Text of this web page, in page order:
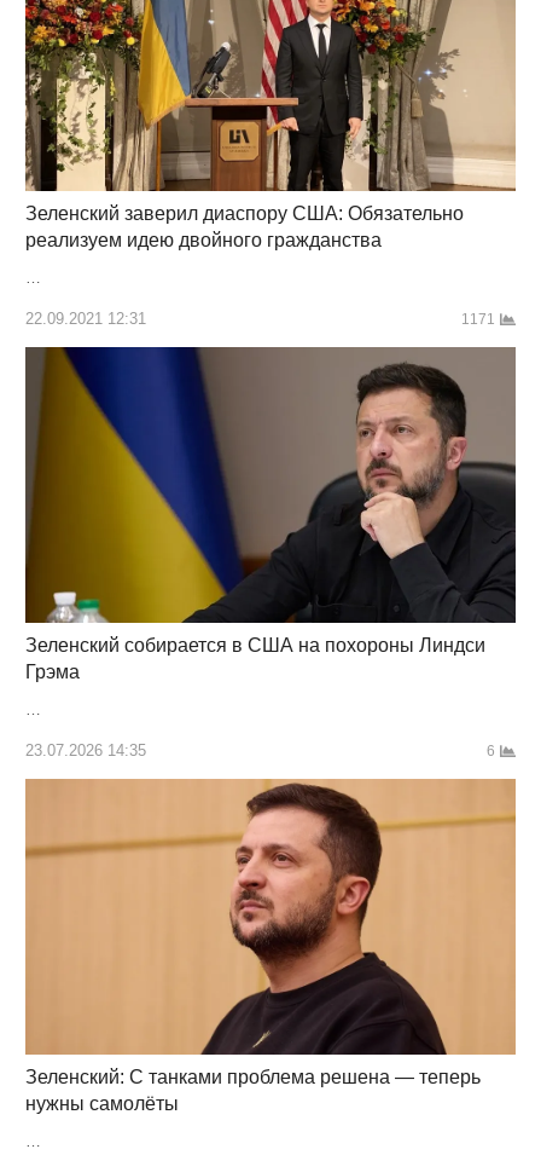
Зеленский заверил диаспору США: Обязательно
реализуем идею двойного гражданства
…
22.09.2021 12:31 1171
Зеленский собирается в США на похороны Линдси
Грэма
…
23.07.2026 14:35 6
Зеленский: С танками проблема решена — теперь
нужны самолёты
…